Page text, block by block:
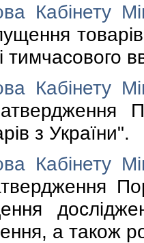
Кабiнету
Кабiнету
з України".
Кабiнету
а також